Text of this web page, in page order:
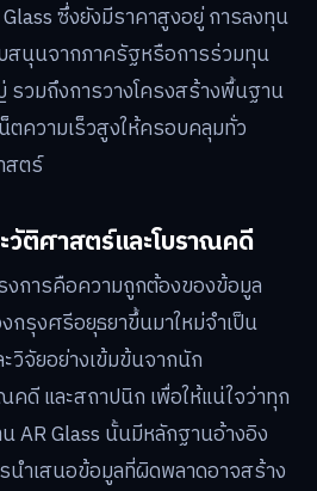
ซึ่งยังมีราคาสูงอยู่ การลงทุน
สนุนจากภาครัฐหรือการร่วมทุน
วมถึงการวางโครงสร้างพื้นฐาน
วามเร็วสูงให้ครอบคลุมทั่ว
สตร์
วัติศาสตร์และโบราณคดี
การคือความถูกต้องของข้อมูล
กรุงศรีอยุธยาขึ้นมาใหม่จำเป็น
วิจัยอย่างเข้มข้นจากนัก
ดี และสถาปนิก เพื่อให้แน่ใจว่าทุก
AR Glass นั้นมีหลักฐานอ้างอิง
นำเสนอข้อมูลที่ผิดพลาดอาจสร้าง